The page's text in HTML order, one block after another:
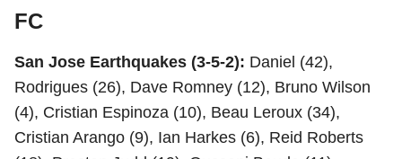
FC
San Jose Earthquakes (3-5-2): Daniel (42),
Rodrigues (26), Dave Romney (12), Bruno Wilson
(4), Cristian Espinoza (10), Beau Leroux (34),
Cristian Arango (9), Ian Harkes (6), Reid Roberts